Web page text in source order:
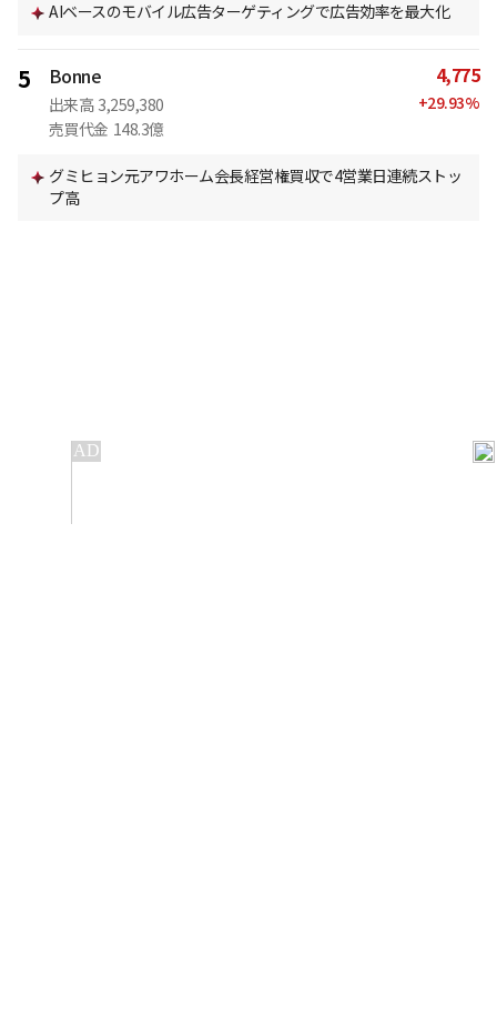
AIベースのモバイル広告ターゲティングで広告効率を最大化
5 Bonne
出来高 3,259,380
売買代金 148.3億
4,775
+29.93%
グミヒョン元アワホーム会長経営権買収で4営業日連続ストッ
プ高
金融